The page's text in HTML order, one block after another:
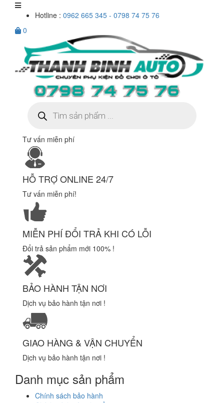
Hotline : 0962 665 345 - 0798 74 75 76
0
kiếm
sản
Tư vấn miễn phí
HỖ TRỢ ONLINE 24/7
Tư vấn miễn phí!
MIỄN PHÍ ĐỔI TRẢ KHI CÓ LỖI
Đổi trả sản phẩm mới 100% !
BẢO HÀNH TẬN NƠI
Dịch vụ bảo hành tận nơi !
GIAO HÀNG & VẬN CHUYỂN
Dịch vụ bảo hành tận nơi !
Danh mục sản phẩm
Chính sách bảo hành